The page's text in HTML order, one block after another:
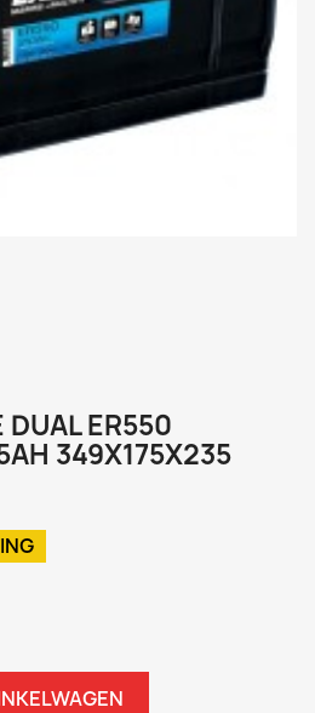
DUAL ER550
349X175X235